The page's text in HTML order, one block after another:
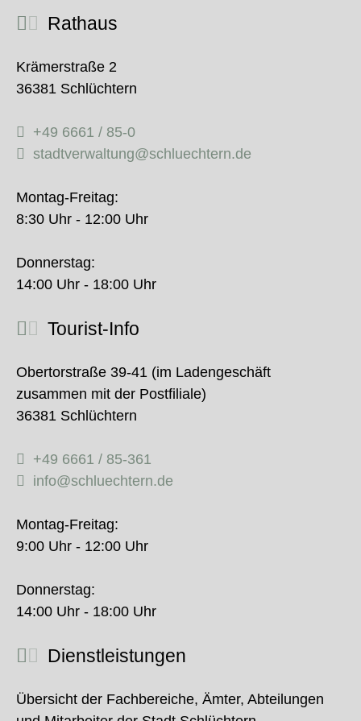
Rathaus
Krämerstraße 2
36381 Schlüchtern
+49 6661 / 85-0
stadtverwaltung@schluechtern.de
Montag-Freitag:
8:30 Uhr - 12:00 Uhr
Donnerstag:
14:00 Uhr - 18:00 Uhr
Tourist-Info
Obertorstraße 39-41 (im Ladengeschäft
zusammen mit der Postfiliale)
36381 Schlüchtern
+49 6661 / 85-361
info@schluechtern.de
Montag-Freitag:
9:00 Uhr - 12:00 Uhr
Donnerstag:
14:00 Uhr - 18:00 Uhr
Dienstleistungen
Übersicht der Fachbereiche, Ämter, Abteilungen